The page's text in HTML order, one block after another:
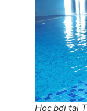
Học bơi tại